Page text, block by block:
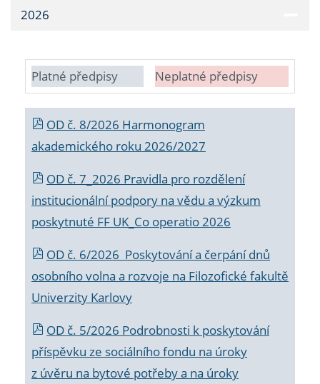
2026
Platné předpisy Neplatné předpisy
OD č. 8/2026 Harmonogram
akademického roku 2026/2027
OD č. 7_2026 Pravidla pro rozdělení
institucionální podpory na vědu a výzkum
poskytnuté FF UK_Co operatio 2026
OD č. 6/2026 Poskytování a čerpání dnů
osobního volna a rozvoje na Filozofické fakultě
Univerzity Karlovy
OD č. 5/2026 Podrobnosti k poskytování
příspěvku ze sociálního fondu na úroky
z úvěru na bytové potřeby a na úroky